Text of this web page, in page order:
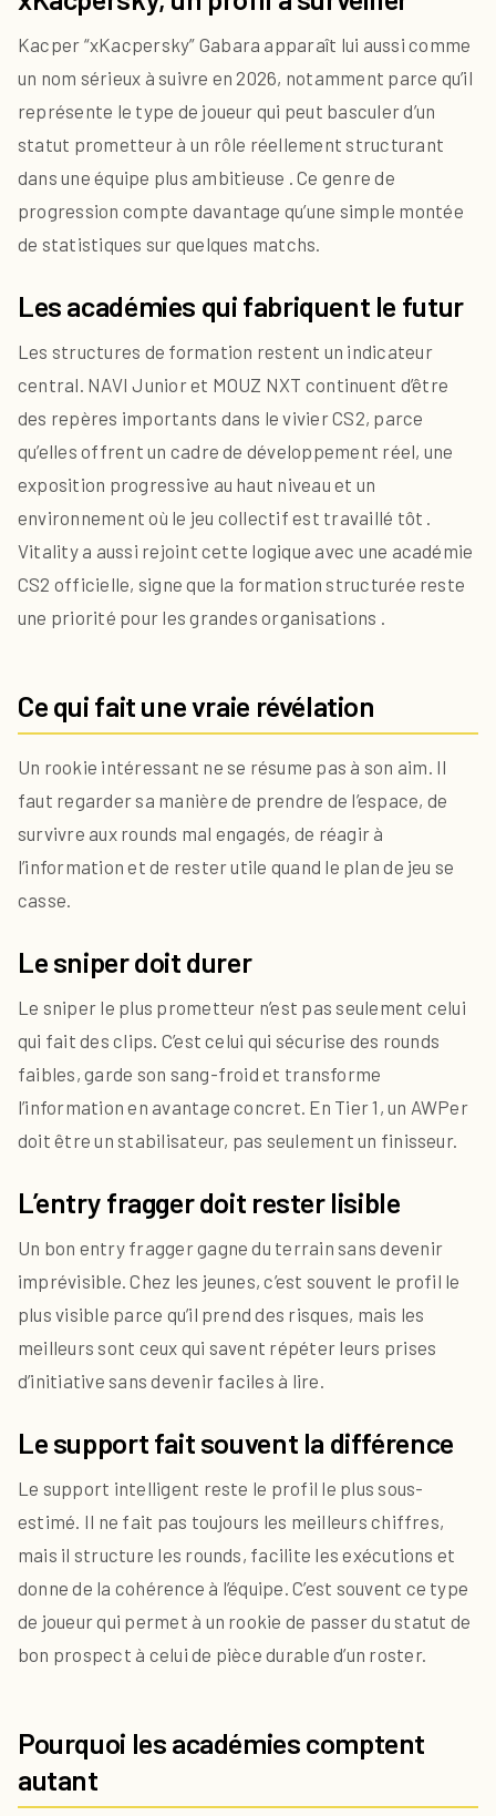
Kacper “xKacpersky” Gabara apparaît lui aussi comme
un nom sérieux à suivre en 2026, notamment parce qu’il
représente le type de joueur qui peut basculer d’un
statut prometteur à un rôle réellement structurant
dans une équipe plus ambitieuse . Ce genre de
progression compte davantage qu’une simple montée
de statistiques sur quelques matchs.
Les académies qui fabriquent le futur
Les structures de formation restent un indicateur
central. NAVI Junior et MOUZ NXT continuent d’être
des repères importants dans le vivier CS2, parce
qu’elles offrent un cadre de développement réel, une
exposition progressive au haut niveau et un
environnement où le jeu collectif est travaillé tôt .
Vitality a aussi rejoint cette logique avec une académie
CS2 officielle, signe que la formation structurée reste
une priorité pour les grandes organisations .
Ce qui fait une vraie révélation
Un rookie intéressant ne se résume pas à son aim. Il
faut regarder sa manière de prendre de l’espace, de
survivre aux rounds mal engagés, de réagir à
l’information et de rester utile quand le plan de jeu se
casse.
Le sniper doit durer
Le sniper le plus prometteur n’est pas seulement celui
qui fait des clips. C’est celui qui sécurise des rounds
faibles, garde son sang-froid et transforme
l’information en avantage concret. En Tier 1, un AWPer
doit être un stabilisateur, pas seulement un finisseur.
L’entry fragger doit rester lisible
Un bon entry fragger gagne du terrain sans devenir
imprévisible. Chez les jeunes, c’est souvent le profil le
plus visible parce qu’il prend des risques, mais les
meilleurs sont ceux qui savent répéter leurs prises
d’initiative sans devenir faciles à lire.
Le support fait souvent la différence
Le support intelligent reste le profil le plus sous-
estimé. Il ne fait pas toujours les meilleurs chiffres,
mais il structure les rounds, facilite les exécutions et
donne de la cohérence à l’équipe. C’est souvent ce type
de joueur qui permet à un rookie de passer du statut de
bon prospect à celui de pièce durable d’un roster.
Pourquoi les académies comptent
autant